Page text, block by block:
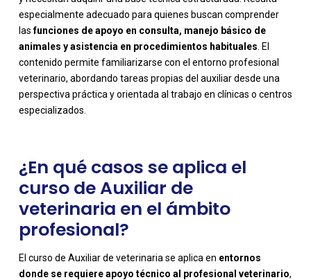
especialmente adecuado para quienes buscan comprender
lasfunciones de apoyo en consulta, manejo básico de
animales y asistencia en procedimientos habituales . El
contenido permite familiarizarse con el entorno profesional
veterinario, abordando tareas propias del auxiliar desde una
perspectiva práctica y orientada al trabajo en clínicas o centros
especializados.
-
¿En qué casos se aplica el
curso de Auxiliar de
veterinaria en el ámbito
profesional?
El curso de Auxiliar de veterinaria se aplica en entornos
donde se requiere apoyo técnico al profesional veterinario,